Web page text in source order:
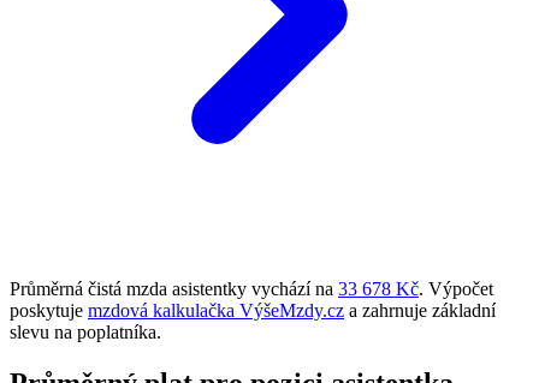
Průměrná čistá mzda asistentky vychází na 33 678 Kč. Výpočet
poskytuje mzdová kalkulačka VýšeMzdy.cz a zahrnuje základní
slevu na poplatníka.